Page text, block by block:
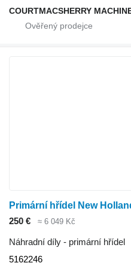
COURTMACSHERRY
250 € ≈ 6 049 Kč
Náhradní díly - primární hřídel
5162246